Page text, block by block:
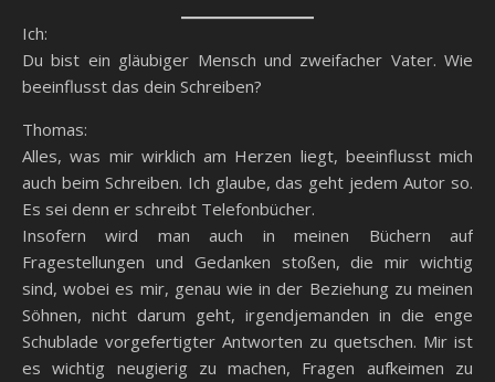
Ich:
Du bist ein gläubiger Mensch und zweifacher Vater. Wie
beeinflusst das dein Schreiben?
Thomas:
Alles, was mir wirklich am Herzen liegt, beeinflusst mich
auch beim Schreiben. Ich glaube, das geht jedem Autor so.
Es sei denn er schreibt Telefonbücher.
Insofern wird man auch in meinen Büchern auf
Fragestellungen und Gedanken stoßen, die mir wichtig
sind, wobei es mir, genau wie in der Beziehung zu meinen
Söhnen, nicht darum geht, irgendjemanden in die enge
Schublade vorgefertigter Antworten zu quetschen. Mir ist
es wichtig neugierig zu machen, Fragen aufkeimen zu